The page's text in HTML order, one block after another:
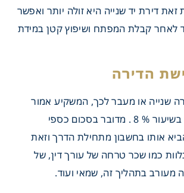
שנייה
זאת דירת יד שנייה היא זולה יותר ואפשר
לאחר קבלת המפתח ושיפוץ קטן במידת
שנייה או מעבר לכך, המשקיע אמור
לשלם מס רכישה בשיעור % 8 . מדובר בסכום כספי
אותו בחשבון מתחילת הדרך וזאת
כמו שכר טרחה של עורך דין, של
מעורב בתהליך זה, שמאי ועוד.